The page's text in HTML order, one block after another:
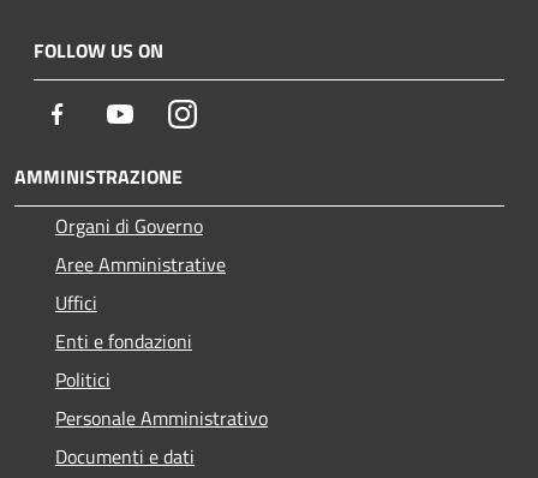
FOLLOW US ON
Facebook YoutubeInstagram
AMMINISTRAZIONE
Organi di Governo
Aree Amministrative
Uffici
Enti e fondazioni
Politici
Personale Amministrativo
Documenti e dati